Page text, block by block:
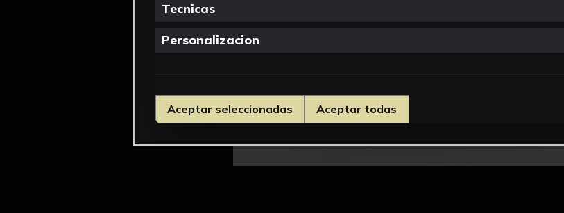
Tecnicas
Personalizacion
Aceptar seleccionadas Aceptar todas